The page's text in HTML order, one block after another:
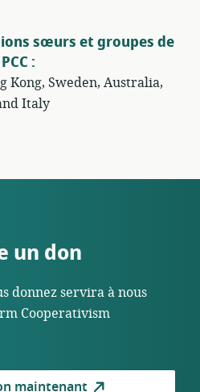
sœurs et groupes de
:
Kong, Sweden, Australia,
Italy
un don
donnez servira à nous
Cooperativism
maintenant